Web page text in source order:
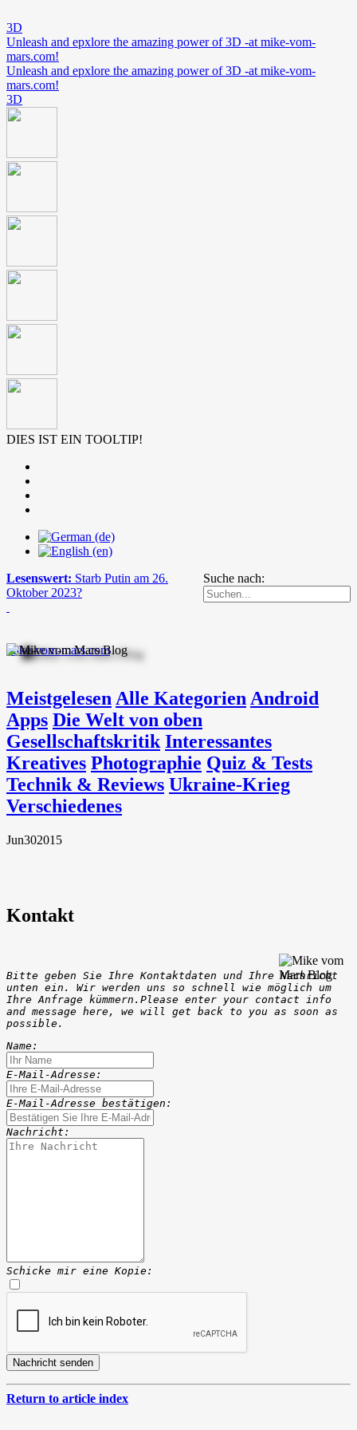
3D
Unleash and epxlore the amazing power of 3D -at mike-vom-
mars.com!
Unleash and epxlore the amazing power of 3D -at mike-vom-
mars.com!
3D
DIES IST EIN TOOLTIP!
Suche nach:
Lesenswert: Starb Putin am 26.
Oktober 2023?
mike-vom-mars.com
Meistgelesen Alle Kategorien Android
Apps Die Welt von oben
Gesellschaftskritik Interessantes
Kreatives Photographie Quiz & Tests
Technik & Reviews Ukraine-Krieg
Verschiedenes
Jun302015
Kontakt
Bitte geben Sie Ihre Kontaktdaten und Ihre Nachricht
unten ein. Wir werden uns so schnell wie möglich um
Ihre Anfrage kümmern.Please enter your contact info
and message here, we will get back to you as soon as
possible.
Name:
E-Mail-Adresse:
E-Mail-Adresse bestätigen:
Nachricht:
Schicke mir eine Kopie:
Return to article index